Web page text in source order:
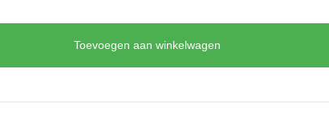
Toevoegen aan winkelwagen